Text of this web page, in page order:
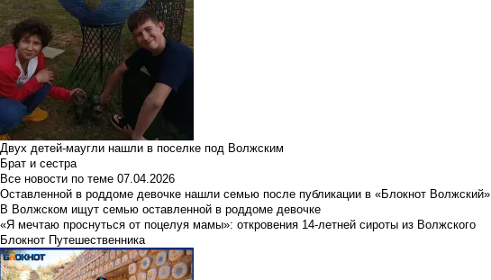
Двух детей-маугли нашли в поселке под Волжским
Брат и сестра
Все новости по теме 07.04.2026
Оставленной в роддоме девочке нашли семью после публикации в «Блокнот Волжский»
В Волжском ищут семью оставленной в роддоме девочке
«Я мечтаю проснуться от поцелуя мамы»: откровения 14-летней сироты из Волжского
Блокнот Путешественника